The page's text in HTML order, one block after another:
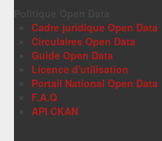
Cadre juridique Open Data
Circulaires Open Data
Guide Open Data
Licence d'utilisation
Portail National Open Data
F.A.Q
API CKAN